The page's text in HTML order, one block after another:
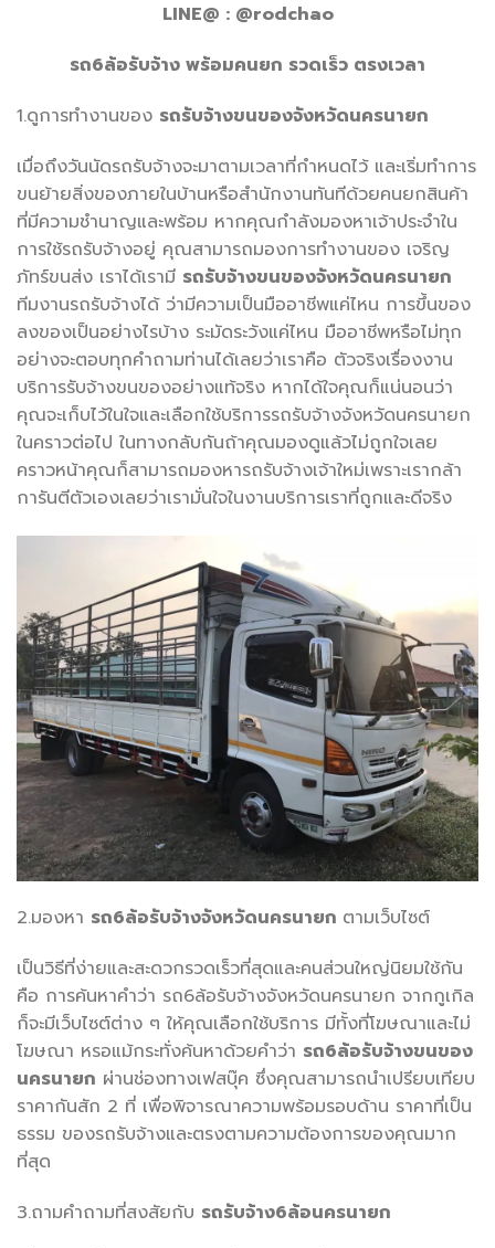
LINE@ : @rodchao
รถ6ล้อรับจ้าง พร้อมคนยก รวดเร็ว ตรงเวลา
1.ดูการทำงานของ รถรับจ้างขนของจังหวัดนครนายก
เมื่อถึงวันนัดรถรับจ้างจะมาตามเวลาที่กำหนดไว้ และเริ่มทำการ
ขนย้ายสิ่งของภายในบ้านหรือสำนักงานทันทีด้วยคนยกสินค้า
ที่มีความชำนาญและพร้อม หากคุณกำลังมองหาเจ้าประจำใน
การใช้รถรับจ้างอยู่ คุณสามารถมองการทำงานของ เจริญ
ภัทร์ขนส่ง เราได้เรามี รถรับจ้างขนของจังหวัดนครนายก
ทีมงานรถรับจ้างได้ ว่ามีความเป็นมืออาชีพแค่ไหน การขึ้นของ
ลงของเป็นอย่างไรบ้าง ระมัดระวังแค่ไหน มืออาชีพหรือไม่ทุก
อย่างจะตอบทุกคำถามท่านได้เลยว่าเราคือ ตัวจริงเรื่องงาน
บริการรับจ้างขนของอย่างแท้จริง หากได้ใจคุณก็แน่นอนว่า
คุณจะเก็บไว้ในใจและเลือกใช้บริการรถรับจ้างจังหวัดนครนายก
ในคราวต่อไป ในทางกลับกันถ้าคุณมองดูแล้วไม่ถูกใจเลย
คราวหน้าคุณก็สามารถมองหารถรับจ้างเจ้าใหม่เพราะเรากล้า
การันตีตัวเองเลยว่าเรามั่นใจในงานบริการเราที่ถูกและดีจริง
2.มองหา รถ6ล้อรับจ้างจังหวัดนครนายก ตามเว็บไซต์
เป็นวิธีที่ง่ายและสะดวกรวดเร็วที่สุดและคนส่วนใหญ่นิยมใช้กัน
คือ การค้นหาคำว่า รถ6ล้อรับจ้างจังหวัดนครนายก จากกูเกิล
ก็จะมีเว็บไซต์ต่าง ๆ ให้คุณเลือกใช้บริการ มีทั้งที่โฆษณาและไม่
โฆษณา หรอแม้กระทั่งค้นหาด้วยคำว่า รถ6ล้อรับจ้างขนของ
นครนายก ผ่านช่องทางเฟสบุ๊ค ซึ่งคุณสามารถนำเปรียบเทียบ
ราคากันสัก 2 ที่ เพื่อพิจารณาความพร้อมรอบด้าน ราคาที่เป็น
ธรรม ของรถรับจ้างและตรงตามความต้องการของคุณมาก
ที่สุด
3.ถามคำถามที่สงสัยกับ รถรับจ้าง6ล้อนครนายก